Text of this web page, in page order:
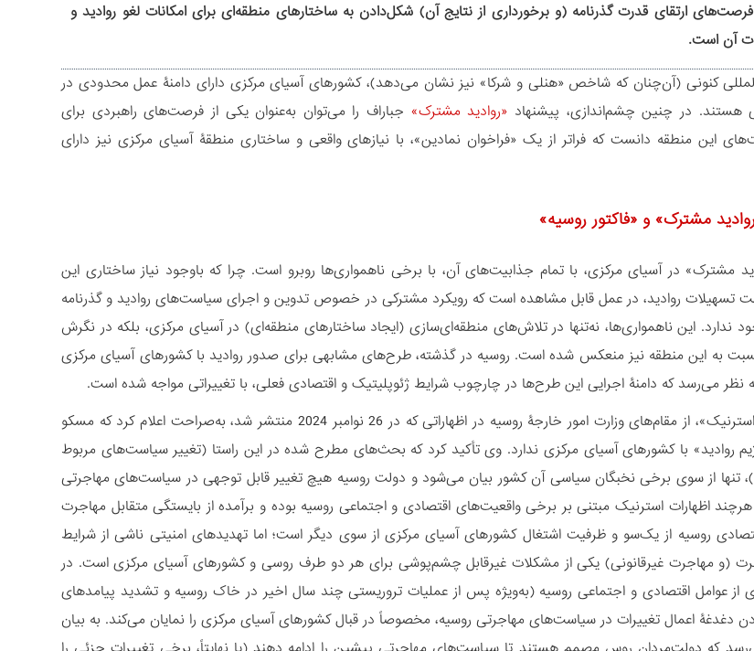
ارتقای قدرت گذرنامه (و برخورداری از نتایج آن) شکل‌دادن به ساختارهای منطقه‌ای برای امکانات لغو روادید و
آن است.
کنونی (آن‌چنان که شاخص «هنلی و شرکا» نیز نشان می‌دهد)، کشورهای آسیای مرکزی دارای دامنۀ عمل محدودی در
در چنین چشم‌اندازی، پیشنهاد «روادید مشترک» جباراف را می‌توان به‌عنوان یکی از فرصت‌های راهبردی برای
این منطقه دانست که فراتر از یک «فراخوان نمادین»، با نیازهای واقعی و ساختاری منطقۀ آسیای مرکزی نیز دارای
مشترک» و «فاکتور روسیه»
مشترک» در آسیای مرکزی، با تمام جذابیت‌های آن، با برخی ناهمواری‌ها روبرو است. چرا که باوجود نیاز ساختاری این
تسهیلات روادید، در عمل قابل مشاهده است که رویکرد مشترکی در خصوص تدوین و اجرای سیاست‌های روادید و گذرنامه
ندارد. این ناهمواری‌ها، نه‌تنها در تلاش‌های منطقه‌ای‌سازی (ایجاد ساختارهای منطقه‌ای) در آسیای مرکزی، بلکه در نگرش
به این منطقه نیز منعکس شده است. روسیه در گذشته، طرح‌های مشابهی برای صدور روادید با کشورهای آسیای مرکزی
نظر می‌رسد که دامنۀ اجرایی این طرح‌ها در چارچوب شرایط ژئوپلیتیک و اقتصادی فعلی، با تغییراتی مواجه شده است.
با تمام اینها، «الکساندر استرنیک»، از مقام‌های وزارت امور خارجۀ روسیه در اظهاراتی که در 26 نوامبر 2024 منتشر شد، به‌صراحت اعلام کرد که مسکو
روادید» با کشورهای آسیای مرکزی ندارد. وی تأکید کرد که بحث‌های مطرح شده در این راستا (تغییر سیاست‌های مربوط
تنها از سوی برخی نخبگان سیاسی آن کشور بیان می‌شود و دولت روسیه هیچ تغییر قابل توجهی در سیاست‌های مهاجرتی
اظهارات استرنیک مبتنی بر برخی واقعیت‌های اقتصادی و اجتماعی روسیه بوده و برآمده از بایستگی متقابل مهاجرت
روسیه از یک‌سو و ظرفیت اشتغال کشورهای آسیای مرکزی از سوی دیگر است؛ اما تهدیدهای امنیتی ناشی از شرایط
(و مهاجرت غیرقانونی) یکی از مشکلات غیرقابل چشم‌پوشی برای هر دو طرف روسی و کشورهای آسیای مرکزی است. در
از عوامل اقتصادی و اجتماعی روسیه (به‌ویژه پس از عملیات تروریستی چند سال اخیر در خاک روسیه و تشدید پیامدهای
دغدغۀ اعمال تغییرات در سیاست‌های مهاجرتی روسیه، مخصوصاً در قبال کشورهای آسیای مرکزی را نمایان می‌کند. به بیان